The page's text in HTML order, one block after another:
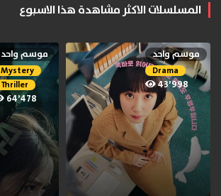
المسلسلات الاكثر مشاهدة هذا الاسبوع
موسم واحد
Mystery
Thriller
64٬478
موسم واحد
Drama
43٬998